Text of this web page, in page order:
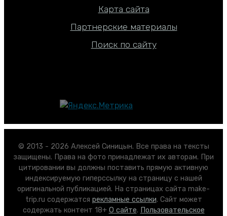
Карта сайта
Партнерские материалы
Поиск по сайту
© 2013 - 2026 Алексей Синицын. Все права на тексты
защищены. Права на фото принадлежат их авторам. При
цитировании вы должны поставить прямую активную
индексируемую гиперссылку на страницу с нашей
оригинальной публикацией. На страницах сайта make-
trip.ru содержатся рекламные ссылки. Сайт может
содержать контент 18+ О сайте. Пользовательское